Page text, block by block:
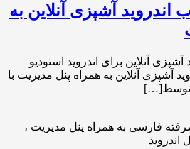
آشپزی آنلاین به
آنلاین برای اندروید استودیو
آشپزی آنلاین به همراه پنل مدیریت با
توسط[…]